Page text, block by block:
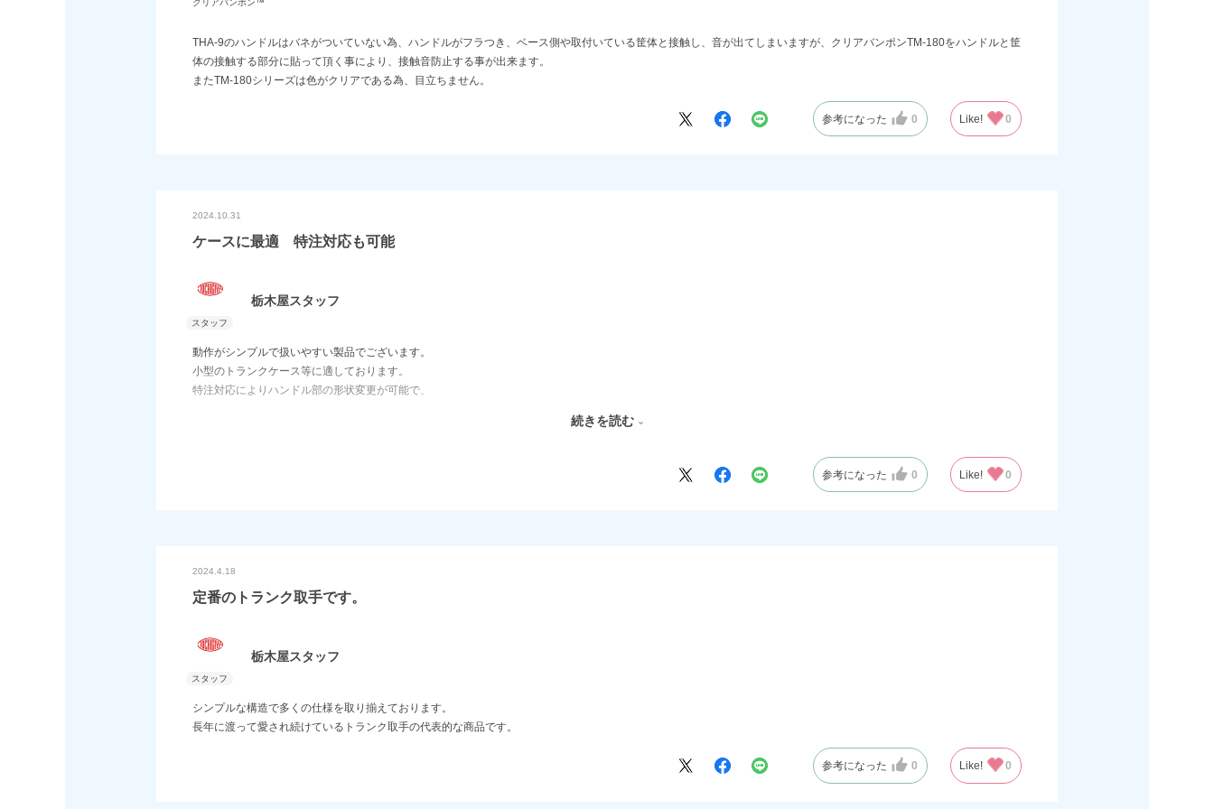
クリアバンポン™
THA-9のハンドルはバネがついていない為、ハンドルがフラつき、ベース側や取付いている筐体と接触し、音が出てしまいますが、クリアバンポンTM-180をハンドルと筐
体の接触する部分に貼って頂く事により、接触音防止する事が出来ます。
またTM-180シリーズは色がクリアである為、目立ちません。
参考になった 0 Like! 0
2024.10.31
ケースに最適 特注対応も可能
栃木屋スタッフ
動作がシンプルで扱いやすい製品でございます。
小型のトランクケース等に適しております。
特注対応によりハンドル部の形状変更が可能で、
続きを読む
参考になった 0 Like! 0
2024.4.18
定番のトランク取手です。
栃木屋スタッフ
シンプルな構造で多くの仕様を取り揃えております。
長年に渡って愛され続けているトランク取手の代表的な商品です。
参考になった 0 Like! 0